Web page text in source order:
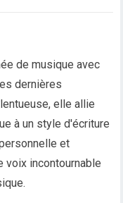
de musique avec
dernières
elle allie
à un style d'écriture
et
voix incontournable